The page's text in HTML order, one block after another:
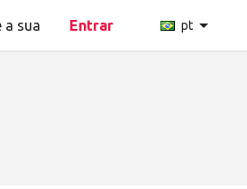
a sua Entrar pt arrow_drop_down